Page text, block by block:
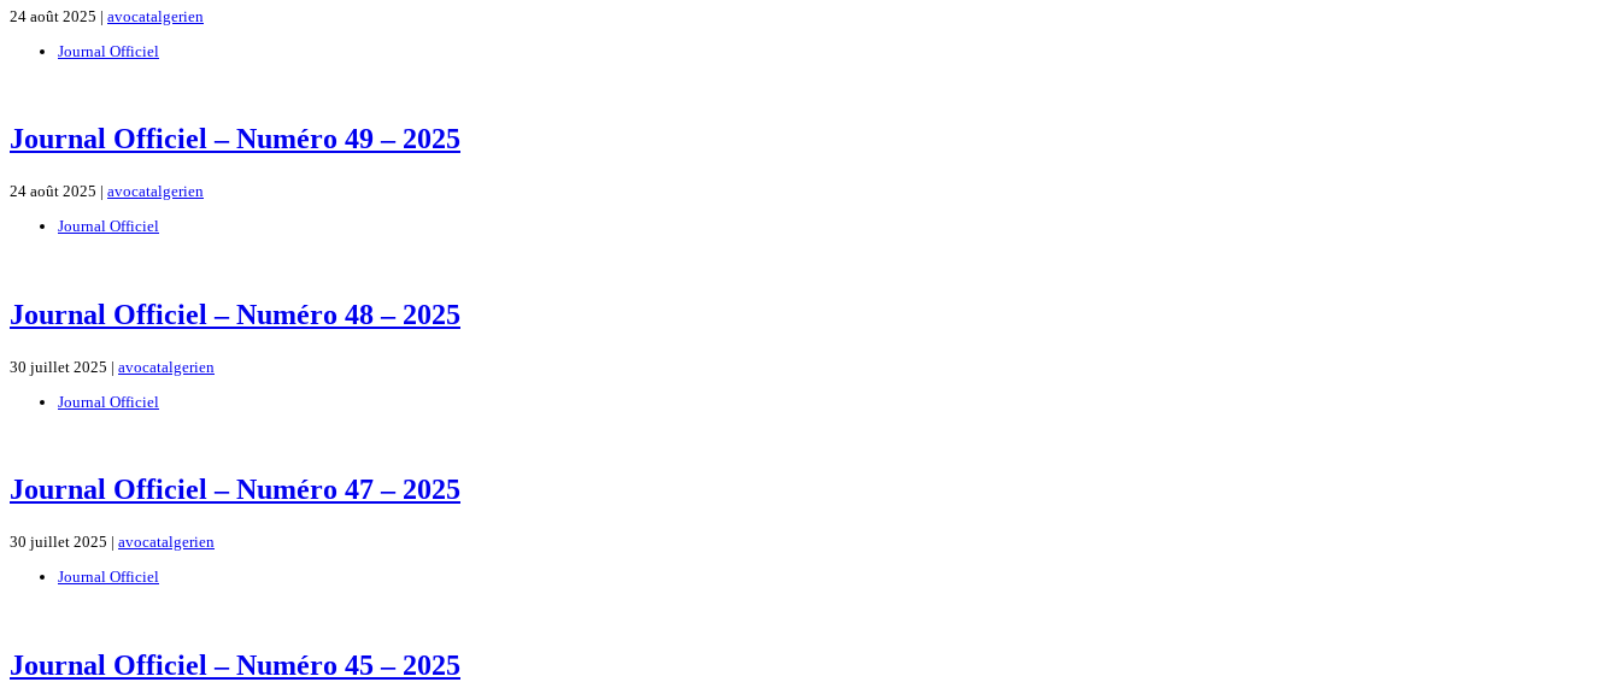
24 août 2025 | avocatalgerien
Journal Officiel
Journal Officiel – Numéro 49 – 2025
24 août 2025 | avocatalgerien
Journal Officiel
Journal Officiel – Numéro 48 – 2025
30 juillet 2025 | avocatalgerien
Journal Officiel
Journal Officiel – Numéro 47 – 2025
30 juillet 2025 | avocatalgerien
Journal Officiel
Journal Officiel – Numéro 45 – 2025